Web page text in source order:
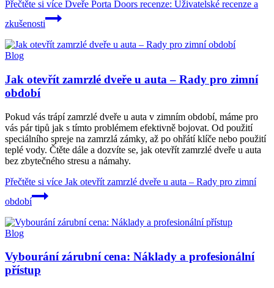
Přečtěte si více Dveře Porta Doors recenze: Uživatelské recenze a
zkušenosti
Blog
Jak otevřít zamrzlé dveře u auta – Rady pro zimní
období
Pokud vás trápí zamrzlé dveře u auta v zimním období, máme pro
vás pár tipů jak s tímto problémem efektivně bojovat. Od použití
speciálního spreje na zamrzlá zámky, až po ohřátí klíče nebo použití
teplé vody. Čtěte dále a dozvíte se, jak otevřít zamrzlé dveře u auta
bez zbytečného stresu a námahy.
Přečtěte si více Jak otevřít zamrzlé dveře u auta – Rady pro zimní
období
Blog
Vybourání zárubní cena: Náklady a profesionální
přístup